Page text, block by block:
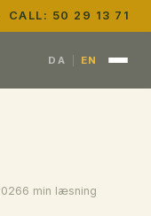
CALL: 50 29 13 71
DA EN
6 min læsning